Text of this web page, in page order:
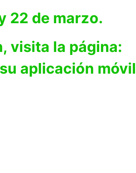
22 de marzo.
visita la página:
aplicación móvil